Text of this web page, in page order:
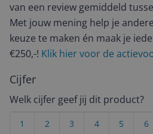
van een review gemiddeld
Met jouw mening help je
keuze te maken én maak je
€250,-! Klik hier voor de
Cijfer
Welk cijfer geef jij dit product?
6
5
4
3
2
1